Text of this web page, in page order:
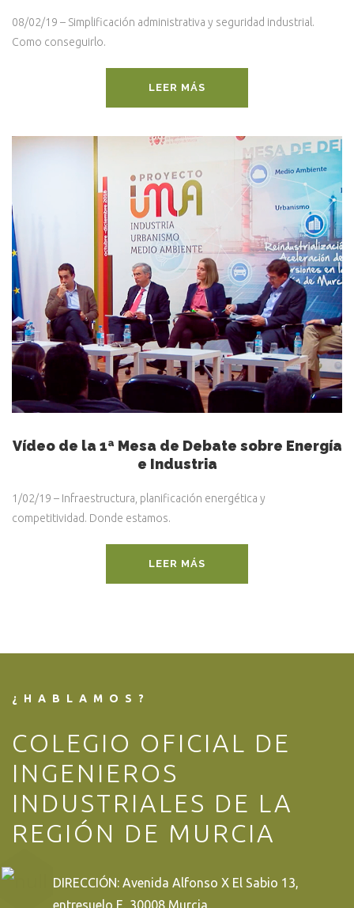
08/02/19 – Simplificación administrativa y seguridad industrial.
Como conseguirlo.
LEER MÁS
Vídeo de la 1ª Mesa de Debate sobre Energía
e Industria
1/02/19 – Infraestructura, planificación energética y
competitividad. Donde estamos.
LEER MÁS
¿HABLAMOS?
COLEGIO OFICIAL DE
INGENIEROS
INDUSTRIALES DE LA
REGIÓN DE MURCIA
DIRECCIÓN: Avenida Alfonso X El Sabio 13,
entresuelo E, 30008 Murcia